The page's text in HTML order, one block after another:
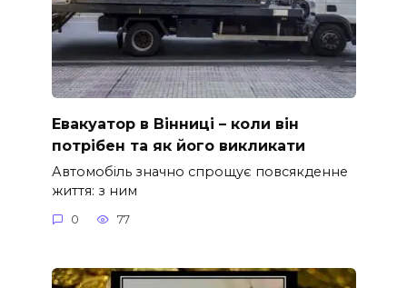
Евакуатор в Вінниці – коли він
потрібен та як його викликати
Автомобіль значно спрощує повсякденне
життя: з ним
0 77